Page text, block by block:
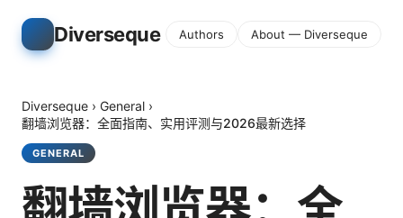
Diverseque Authors About — Diverseque
Diverseque › General ›
翻墙浏览器：全面指南、实用评测与2026最新选择
GENERAL